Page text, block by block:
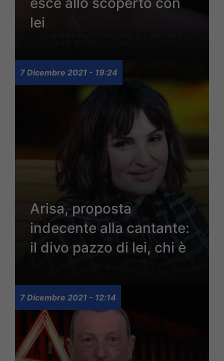
lei
7 Dicembre 2021 - 19:24
Arisa, proposta
indecente alla cantante:
il divo pazzo di lei, chi è
7 Dicembre 2021 - 12:14